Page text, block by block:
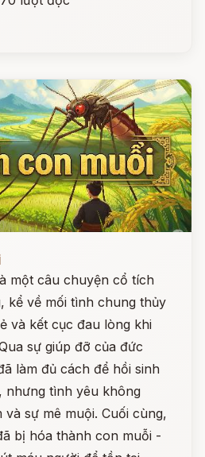
một câu chuyện cổ tích
kể về mối tình chung thủy
và kết cục đau lòng khi
sự giúp đỡ của đức
làm đủ cách để hồi sinh
nhưng tình yêu không
sự mê muội. Cuối cùng,
bị hóa thành con muỗi -